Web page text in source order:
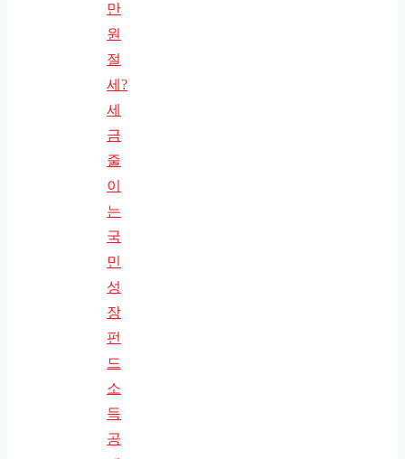
만
원
절
세?
세
금
줄
이
는
국
민
성
장
펀
드
소
득
공